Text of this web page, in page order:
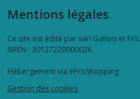
Mentions légales
Ce site est édité par sarl Gallois et Fils.
SIREN : 30127220900026
Hébergement via eProShopping
Gestion des cookies